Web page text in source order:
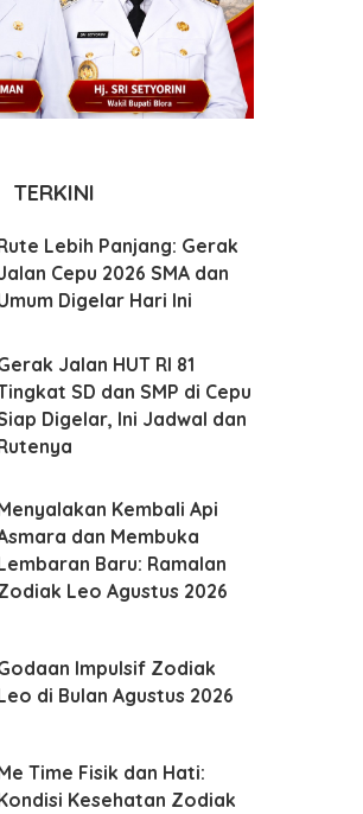
TERKINI
Lebih Panjang: Gerak
Cepu 2026 SMA dan
Digelar Hari Ini
Jalan HUT RI 81
SD dan SMP di Cepu
Digelar, Ini Jadwal dan
Kembali Api
dan Membuka
Baru: Ramalan
Leo Agustus 2026
Impulsif Zodiak
di Bulan Agustus 2026
Time Fisik dan Hati:
Kesehatan Zodiak